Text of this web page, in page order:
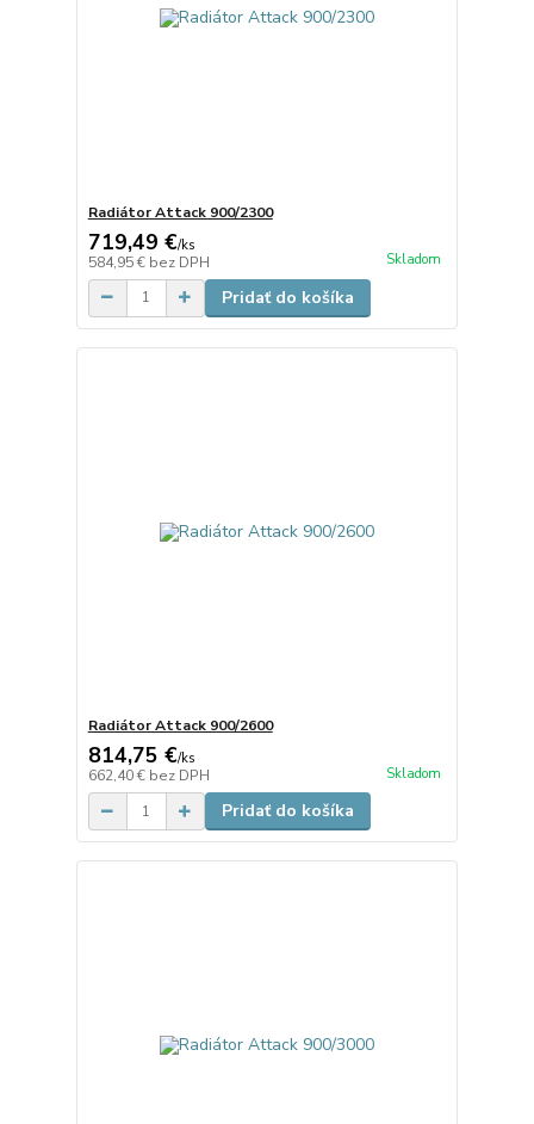
Radiátor Attack 900/2300
719,49 €/ks
584,95 € bez DPH Skladom
Pridať do košíka
Radiátor Attack 900/2600
814,75 €/ks
662,40 € bez DPH Skladom
Pridať do košíka